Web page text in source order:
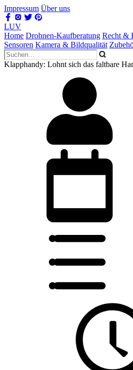
Impressum Über uns
LUV
Home Drohnen-Kaufberatung Recht &
Sensoren Kamera & Bildqualität
Klapphandy: Lohnt sich das faltbare